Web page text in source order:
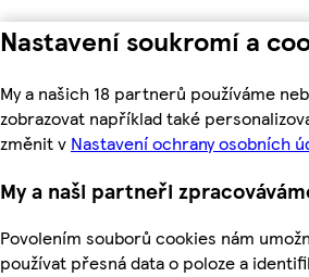
Nastavení soukromí a
My a našich 18 partnerů používáme
zobrazovat například také
změnit v Nastavení ochrany osobních
My a naši partneři
Povolením souborů cookies nám
používat přesná data o poloze a